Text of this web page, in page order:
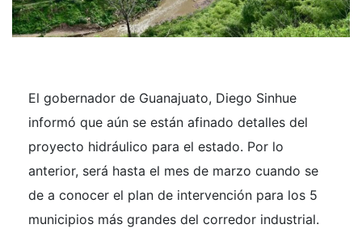
El gobernador de Guanajuato, Diego Sinhue
informó que aún se están afinado detalles del
proyecto hidráulico para el estado. Por lo
anterior, será hasta el mes de marzo cuando se
de a conocer el plan de intervención para los 5
municipios más grandes del corredor industrial.